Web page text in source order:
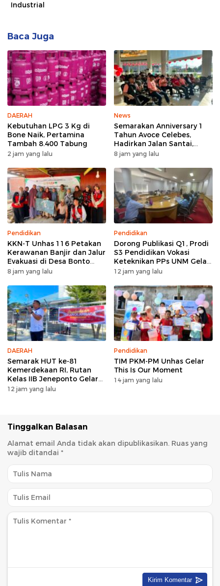
Industrial
Baca Juga
DAERAH
Kebutuhan LPG 3 Kg di
Bone Naik, Pertamina
Tambah 8.400 Tabung
2 jam yang lalu
News
Semarakan Anniversary 1
Tahun Avoce Celebes,
Hadirkan Jalan Santai,
Bakti Sosial, dan Hiburan
8 jam yang lalu
Pendidikan
KKN-T Unhas 116 Petakan
Kerawanan Banjir dan Jalur
Evakuasi di Desa Bonto
Tallasa
8 jam yang lalu
Pendidikan
Dorong Publikasi Q1, Prodi
S3 Pendidikan Vokasi
Keteknikan PPs UNM Gelar
Workshop Artikel Ilmiah
12 jam yang lalu
DAERAH
Semarak HUT ke-81
Kemerdekaan RI, Rutan
Kelas IIB Jeneponto Gelar
Upacara Pembukaan Pekan
12 jam yang lalu
Pendidikan
TIM PKM-PM Unhas Gelar
This Is Our Moment
14 jam yang lalu
Tinggalkan Balasan
Alamat email Anda tidak akan dipublikasikan. Ruas yang
wajib ditandai *